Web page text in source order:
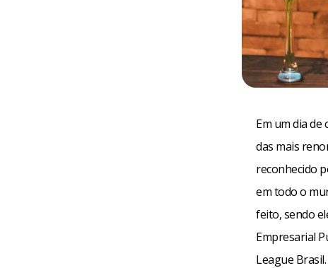
Em um dia
das mais
reconhecido
em todo o
feito, sendo
Empresarial
League Brasil.